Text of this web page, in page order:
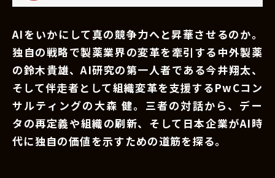
AIをいかにして真の競争力へと昇華させるのか。
独自の戦略で製薬業界の変革を牽引する中外製薬
の鈴木貴雄、AI研究の第一人者である今井翔太、
そして伴走者として組織変革を支援するPwCコン
サルティングの大森 健。三者の対話から、デー
タの再定義や組織の刷新、そして日本企業がAI時
代に独自の価値を示すための道筋を探る。